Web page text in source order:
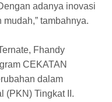
adanya inovasi
tambahnya.
Fhandy
CEKATAN
dalam
(PKN) Tingkat II.